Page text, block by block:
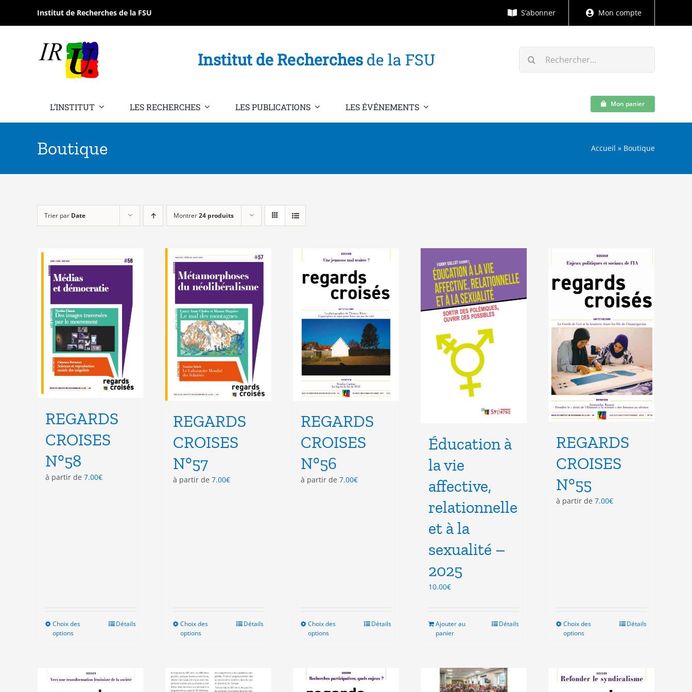
contenu
Institut de Recherches de la FSU S’abonner Mon compte
Institut de Recherchesde la FSU Rechercher:
L’INSTITUT LES RECHERCHES LES PUBLICATIONS LES ÉVÉNEMENTS Mon panier
Boutique Accueil » Boutique
Trier par Date Montrer24 produits
REGARDS
CROISES
N°58
à partir de 7.00€
Choix des
options
Les
Détails
REGARDS
CROISES
N°57
à partir de 7.00€
Choix des
options
variations.
Les
Détails
REGARDS
CROISES
N°56
à partir de 7.00€
Choix des
options
variations.
Les
Détails
Éducation à
la vie
affective,
relationnelle
et à la
sexualité –
2025
10.00€
Ajouter au
panier
Détails
REGARDS
CROISES
N°55
à partir de 7.00€
Choix des
options
Les
Détails